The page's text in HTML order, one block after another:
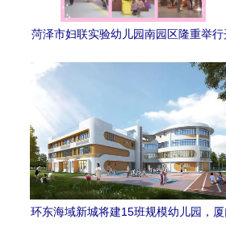
菏泽市妇联实验幼儿园南园区隆重举行
环东海域新城将建15班规模幼儿园，厦